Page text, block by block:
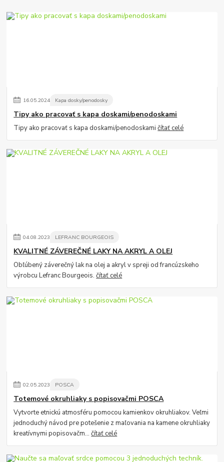
16.05.2024 Kapa dosky/penodosky
Tipy ako pracovať s kapa doskami/penodoskami
Tipy ako pracovať s kapa doskami/penodoskamičítať celé
04.08.2023 LEFRANC BOURGEOIS
KVALITNÉ ZÁVEREČNÉ LAKY NA AKRYL A OLEJ
Obľúbený záverečný lak na olej a akryl v spreji od francúzskeho
výrobcu Lefranc Bourgeois.čítať celé
02.05.2023 POSCA
Totemové okruhliaky s popisovačmi POSCA
Vytvorte etnickú atmosféru pomocou kamienkov okruhliakov. Veľmi
jednoduchý návod pre potešenie z maľovania na kamene okruhliaky
kreatívnymi popisovačm...čítať celé